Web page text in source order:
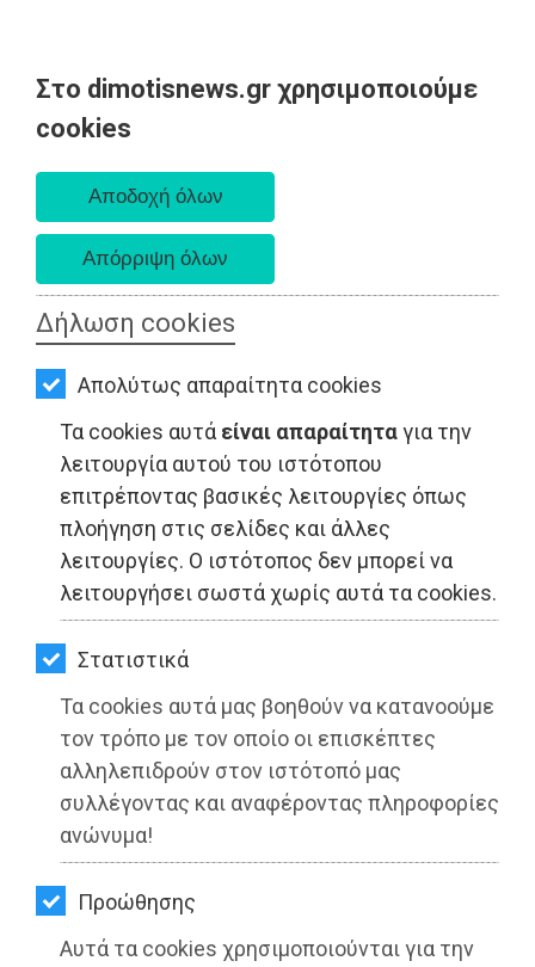
Στο dimotisnews.gr χρησιμοποιούμε
cookies
Δήλωση cookies
Απολύτως απαραίτητα cookies
Τα cookies αυτά είναι απαραίτηταγια την
λειτουργία αυτού του ιστότοπου
επιτρέποντας βασικές λειτουργίες όπως
πλοήγηση στις σελίδες και άλλες
λειτουργίες. Ο ιστότοπος δεν μπορεί να
λειτουργήσει σωστά χωρίς αυτά τα cookies.
Στατιστικά
Τα cookies αυτά μας βοηθούν να κατανοούμε
τον τρόπο με τον οποίο οι επισκέπτες
αλληλεπιδρούν στον ιστότοπό μας
συλλέγοντας και αναφέροντας πληροφορίες
ανώνυμα!
Προώθησης
Αυτά τα cookies χρησιμοποιούνται για την
AΡΧΙΚΗ
ΕΙΔΗΣΕΙΣ
ΠΟΛΙΤΙΚΗ
ΤΟΠΙΚΗ
ΑΥΤΟΔΙΟΙΚΗΣΗ
ΟΙΚΟΝΟΜΙΑ
ΑΘΛΗΤΙΣΜΟΣ
ΠΟΛΙΤΙΣΜΟΣ
ΣΠΙΤΙ-
ΚΗΠΟΣ
ΥΓΕΙΑ
LIFESTYLE
ΤΑΞΙΔΙΑ
ΕΞΟΔΟΣ
ΠΕΡΙΒΑΛΛΟΝ
ΚΑΤΟΙΚΙΔΙΟ
ΑΓΓΕΛΙΕΣ
ΤΟΠΙΚΗ ΑΥΤΟΔΙΟΙΚΗΣΗ - Μαραθώνας
ΣΥΜΜΑΧΙΑ: Σε ρόλο… Κιμ Γιονγκ Ουν
ο δήμαρχος Μαραθώνα!
Διαβάστηκε 4848 φορές